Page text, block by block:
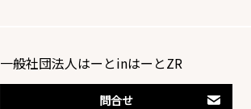
一般社団法人はーとinはーとZR
問合せ